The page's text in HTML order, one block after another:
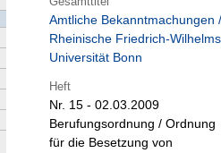
Amtliche Bekanntmachungen /
Rheinische Friedrich-
Universität Bonn
Heft
Nr. 15 - 02.03.2009
Berufungsordnung / Ordnung
für die Besetzung von